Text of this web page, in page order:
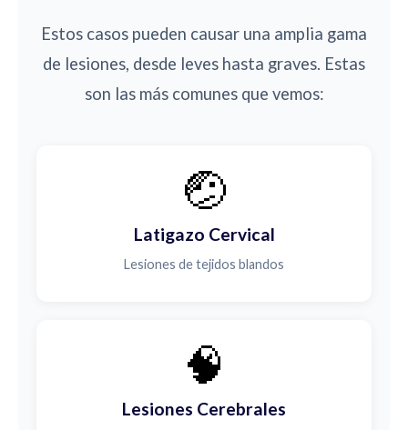
Estos casos pueden causar una amplia gama
de lesiones, desde leves hasta graves. Estas
son las más comunes que vemos:
🤕
Latigazo Cervical
Lesiones de tejidos blandos
🧠
Lesiones Cerebrales